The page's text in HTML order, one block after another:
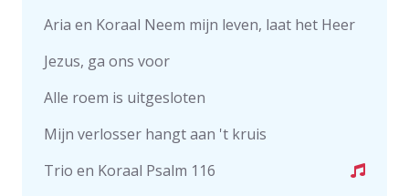
Aria en Koraal Neem mijn leven, laat het Heer
Jezus, ga ons voor
Alle roem is uitgesloten
Mijn verlosser hangt aan 't kruis
Trio en Koraal Psalm 116